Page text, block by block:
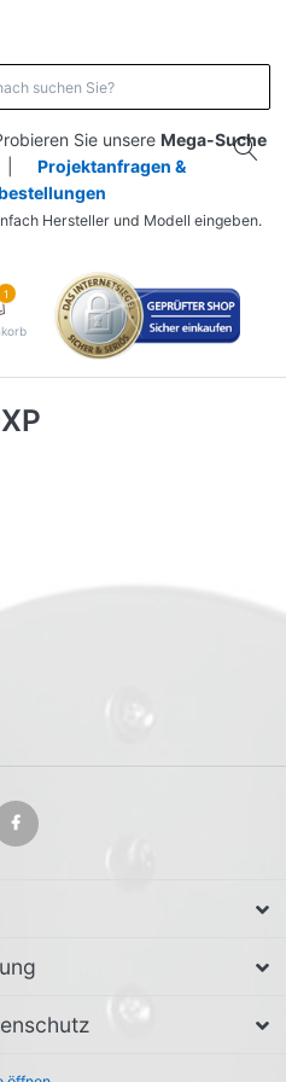
Sie unsere Mega-Suche
| Projektanfragen &
Hersteller und Modell eingeben.
1